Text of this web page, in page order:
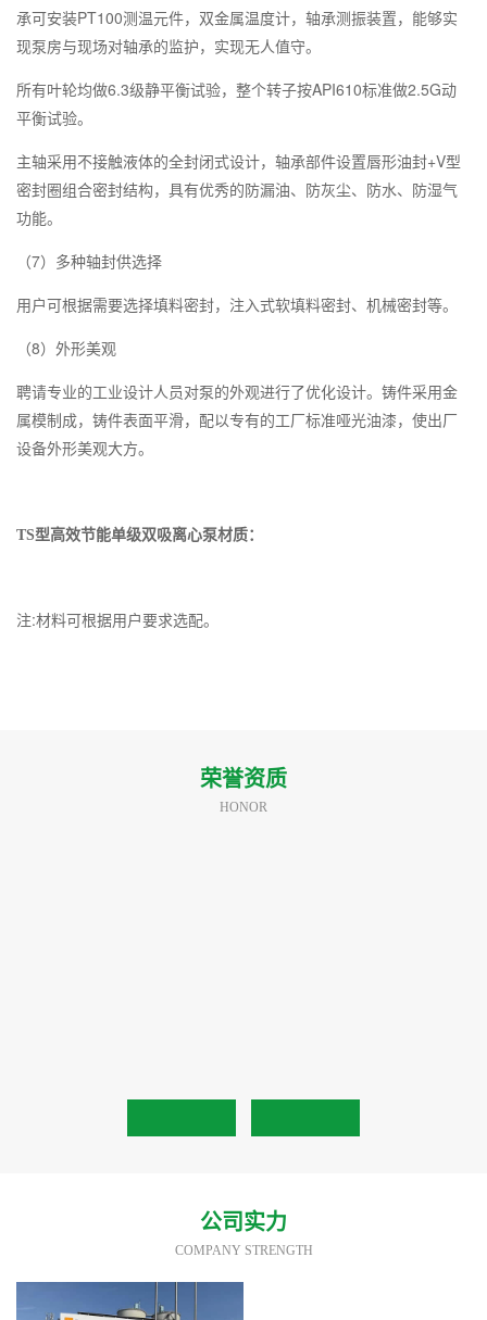
承可安装PT100测温元件，双金属温度计，轴承测振装置，能够实
现泵房与现场对轴承的监护，实现无人值守。
所有叶轮均做6.3级静平衡试验，整个转子按API610标准做2.5G动
平衡试验。
主轴采用不接触液体的全封闭式设计，轴承部件设置唇形油封+V型
密封圈组合密封结构，具有优秀的防漏油、防灰尘、防水、防湿气
功能。
（7）多种轴封供选择
用户可根据需要选择填料密封，注入式软填料密封、机械密封等。
（8）外形美观
聘请专业的工业设计人员对泵的外观进行了优化设计。铸件采用金
属模制成，铸件表面平滑，配以专有的工厂标准哑光油漆，使出厂
设备外形美观大方。
TS型高效节能单级双吸离心泵材质：
注:材料可根据用户要求选配。
荣誉资质
HONOR
公司实力
COMPANY STRENGTH